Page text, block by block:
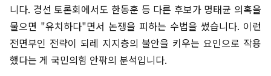
니다. 경선 토론회에서도 한동훈 등 다른 후보가 명태균 의혹을
물으면 "유치하다"면서 논쟁을 피하는 수법을 썼습니다. 이런
전면부인 전략이 되레 지지층의 불안을 키우는 요인으로 작용
했다는 게 국민의힘 안팎의 분석입니다.